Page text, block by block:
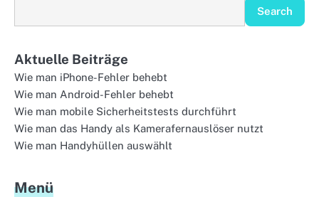
Search
Aktuelle Beiträge
Wie man iPhone-Fehler behebt
Wie man Android-Fehler behebt
Wie man mobile Sicherheitstests durchführt
Wie man das Handy als Kamerafernauslöser nutzt
Wie man Handyhüllen auswählt
Menü